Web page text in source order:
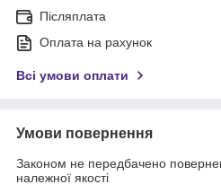
Післяплата
Оплата на рахунок
Всі умови оплати
Умови повернення
Законом не передбачено
належної якості